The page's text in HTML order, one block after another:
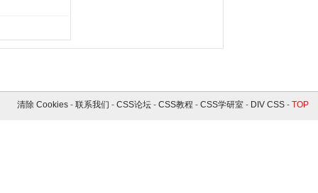
清除 Cookies- 联系我们 - CSS论坛- CSS教程 - CSS学研室- DIV CSS- TOP